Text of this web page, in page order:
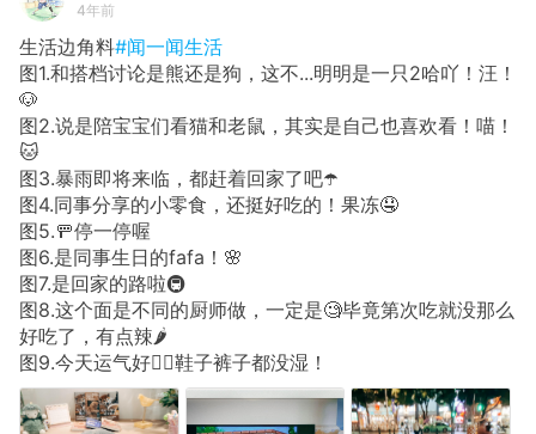
4年前
生活边角料#闻一闻生活
图1.和搭档讨论是熊还是狗，这不...明明是一只2哈吖！汪！
🐶
图2.说是陪宝宝们看猫和老鼠，其实是自己也喜欢看！喵！
🐱
图3.暴雨即将来临，都赶着回家了吧☂️
图4.同事分享的小零食，还挺好吃的！果冻🤤
图5.🚥停一停喔
图6.是同事生日的fafa！🌸
图7.是回家的路啦🚇
图8.这个面是不同的厨师做，一定是🧐毕竟第次吃就没那么
好吃了，有点辣🌶️
图9.今天运气好👌🏿鞋子裤子都没湿！